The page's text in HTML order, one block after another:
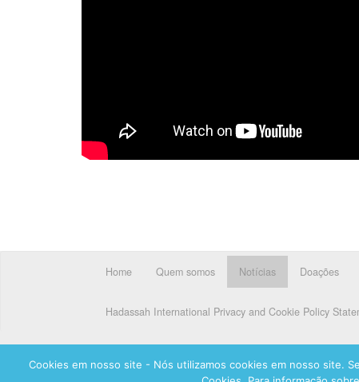
Home Quem somos Notícias Doações
Hadassah International Privacy and Cookie Policy
Cookies em nosso site - Nós utilizamos cookies em nosso site.